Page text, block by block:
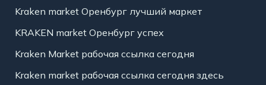
Kraken market Оренбург лучший маркет
KRAKEN market Оренбург успех
Kraken Market рабочая ссылка сегодня
Kraken market рабочая ссылка сегодня здесь